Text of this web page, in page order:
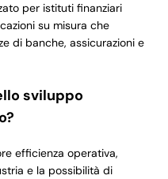
per istituti finanziari
su misura che
di banche, assicurazioni e
sviluppo
efficienza operativa,
e la possibilità di